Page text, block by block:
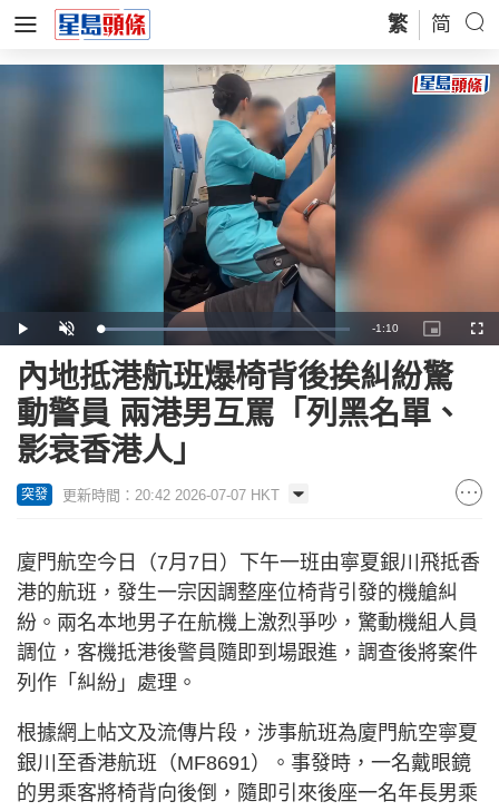
繁 简
Play Unmute Loaded:
42.79%
Remaining
Time
-1:10
Picture-
in-
內地抵港航班爆椅背後挨糾紛驚
動警員 兩港男互罵「列黑名單、
影衰香港人」
突發 更新時間：20:42 2026-07-07 HKT
廈門航空今日（7月7日）下午一班由寧夏銀川飛抵香
港的航班，發生一宗因調整座位椅背引發的機艙糾
紛。兩名本地男子在航機上激烈爭吵，驚動機組人員
調位，客機抵港後警員隨即到場跟進，調查後將案件
列作「糾紛」處理。
根據網上帖文及流傳片段，涉事航班為廈門航空寧夏
銀川至香港航班（MF8691）。事發時，一名戴眼鏡
的男乘客將椅背向後倒，隨即引來後座一名年長男乘